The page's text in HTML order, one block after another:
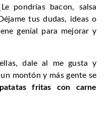
pondrías bacon, salsa
tus dudas, ideas o
genial para mejorar y
dale al me gusta y
montón y más gente se
patatas fritas con carne